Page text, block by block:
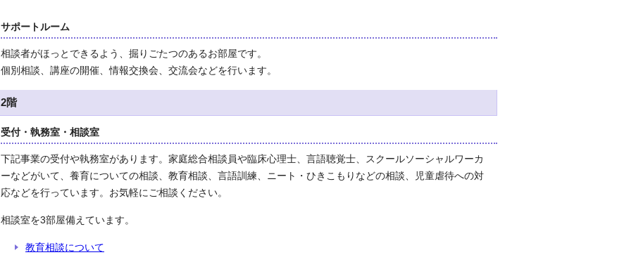
サポートルーム
相談者がほっとできるよう、掘りごたつのあるお部屋です。
個別相談、講座の開催、情報交換会、交流会などを行います。
2階
受付・執務室・相談室
下記事業の受付や執務室があります。家庭総合相談員や臨床心理士、言語聴覚士、スクールソーシャルワーカ
ーなどがいて、養育についての相談、教育相談、言語訓練、ニート・ひきこもりなどの相談、児童虐待への対
応などを行っています。お気軽にご相談ください。
相談室を3部屋備えています。
教育相談について